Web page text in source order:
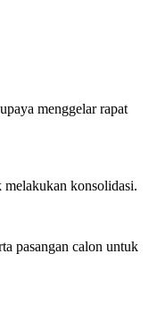
menggelar rapat
konsolidasi.
pasangan calon untuk